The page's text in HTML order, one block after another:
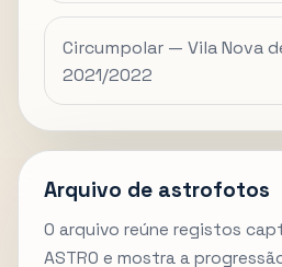
Circumpolar — Vila Nova
2021/2022
Arquivo de astrofotos
O arquivo reúne registos
ASTRO e mostra a